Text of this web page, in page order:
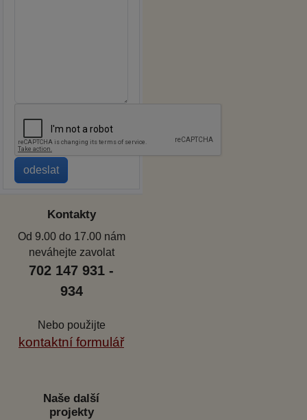
Kontakty
Od 9.00 do 17.00 nám
neváhejte zavolat
702 147 931 -
934
Nebo použijte
kontaktní formulář
Naše další
projekty